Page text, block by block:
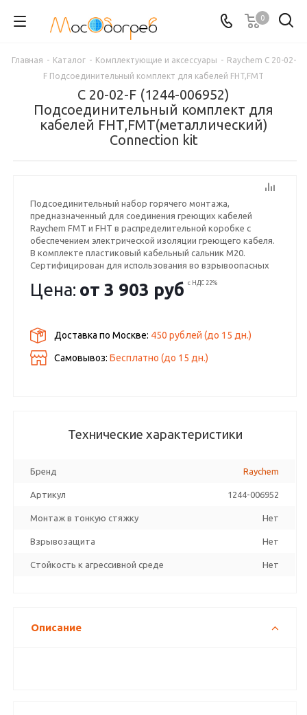
0
Главная - Каталог - Комплектующие и аксессуары - Raychem C 20-02-
F Подсоединительный комплект для кабелей FHT,FMT
C 20-02-F (1244-006952)
Подсоединительный комплект для
кабелей FHT,FMT(металлический)
Connection kit
Подсоединительный набор горячего монтажа,
предназначенный для соединения греющих кабелей
Raychem FMT и FHT в распределительной коробке с
обеспечением электрической изоляции греющего кабеля.
В комплекте пластиковый кабельный сальник M20.
Сертифицирован для использования во взрывоопасных
Цена: от3 903 руб с НДС 22%
Доставка по Москве: 450 рублей (до 15 дн.)
Самовывоз:Бесплатно (до 15 дн.)
Технические характеристики
Бренд Raychem
Артикул 1244-006952
Монтаж в тонкую стяжку Нет
Взрывозащита Нет
Стойкость к агрессивной среде Нет
Описание